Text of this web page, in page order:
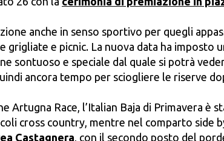
anche in senso sportivo per quegli
grigliate e picnic. La nuova data ha imposto
sontuoso e speciale dal quale si potrà
ancora tempo per sciogliere le riserve
Artugna Race, l’Italian Baja di Primavera è
cross country, mentre nel comparto side
Castagnera , con il secondo posto del